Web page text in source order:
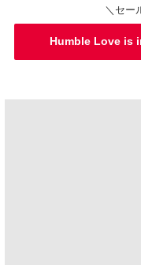
＼セー
Humble Love is